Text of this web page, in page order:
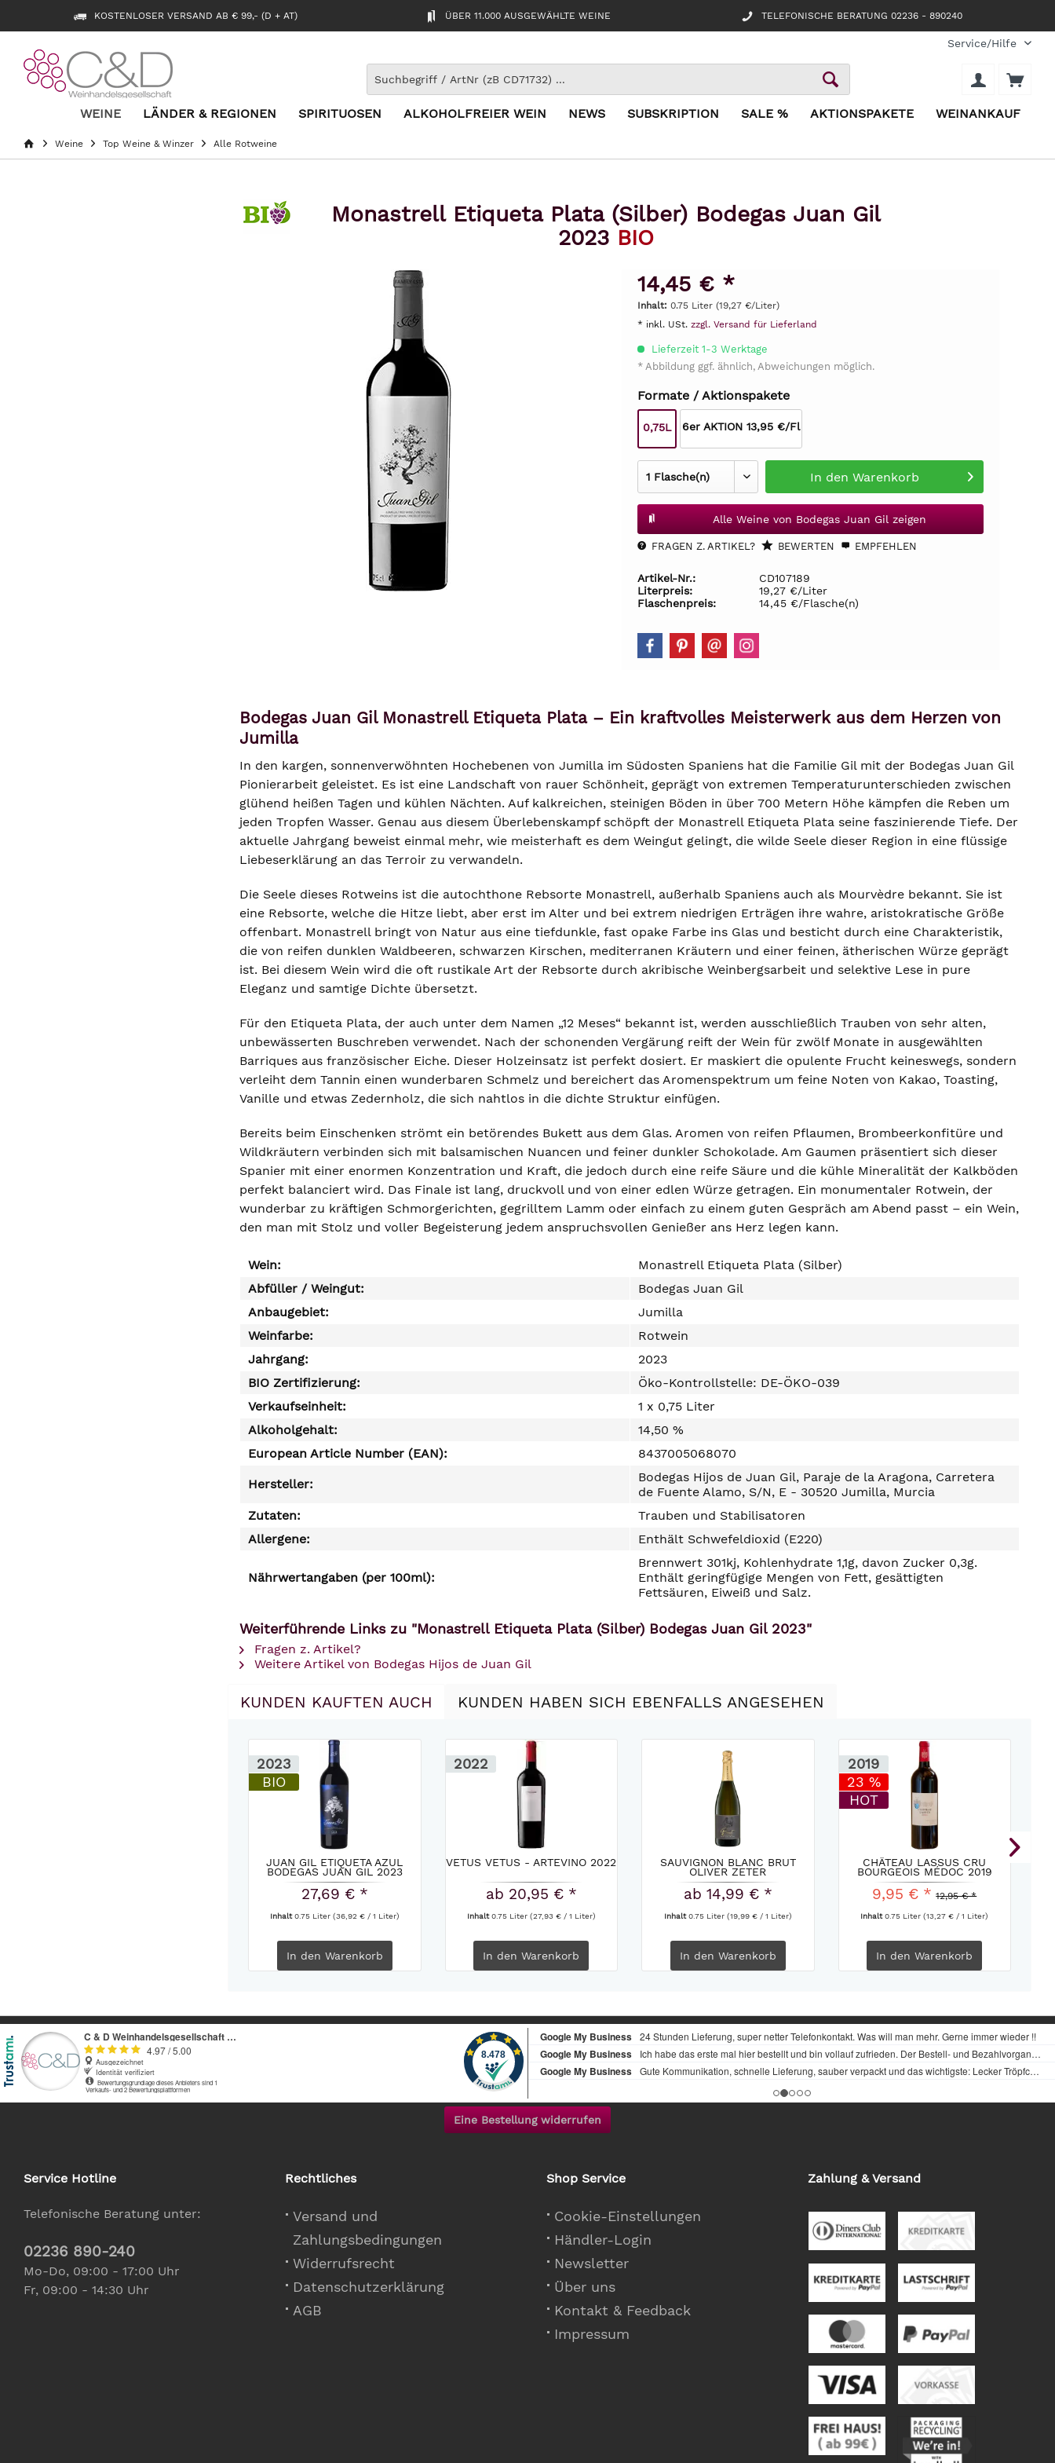
KOSTENLOSER VERSAND AB € 99,- (D + AT) ÜBER 11.000 AUSGEWÄHLTE WEINE TELEFONISCHE BERATUNG 02236 - 890240
Service/Hilfe
WEINE LÄNDER & REGIONEN SPIRITUOSEN ALKOHOLFREIER WEIN NEWS SUBSKRIPTION SALE % AKTIONSPAKETE WEINANKAUF
Weine Top Weine & Winzer Alle Rotweine
Monastrell Etiqueta Plata (Silber) Bodegas Juan Gil
2023 BIO
14,45 € *
Inhalt: 0.75 Liter (19,27 €/Liter)
* inkl. USt. zzgl. Versand für Lieferland
Lieferzeit 1-3 Werktage
* Abbildung ggf. ähnlich, Abweichungen möglich.
Formate / Aktionspakete
0,75L 6er AKTION 13,95 €/Fl
In den Warenkorb
Alle Weine von Bodegas Juan Gil zeigen
FRAGEN Z. ARTIKEL? BEWERTEN EMPFEHLEN
Artikel-Nr.:
CD107189
Literpreis:
19,27 €/Liter
Flaschenpreis:
14,45 €/Flasche(n)
Bodegas Juan Gil Monastrell Etiqueta Plata – Ein kraftvolles Meisterwerk aus dem Herzen von
Jumilla
In den kargen, sonnenverwöhnten Hochebenen von Jumilla im Südosten Spaniens hat die Familie Gil mit der Bodegas Juan Gil
Pionierarbeit geleistet. Es ist eine Landschaft von rauer Schönheit, geprägt von extremen Temperaturunterschieden zwischen
glühend heißen Tagen und kühlen Nächten. Auf kalkreichen, steinigen Böden in über 700 Metern Höhe kämpfen die Reben um
jeden Tropfen Wasser. Genau aus diesem Überlebenskampf schöpft der Monastrell Etiqueta Plata seine faszinierende Tiefe. Der
aktuelle Jahrgang beweist einmal mehr, wie meisterhaft es dem Weingut gelingt, die wilde Seele dieser Region in eine flüssige
Liebeserklärung an das Terroir zu verwandeln.
Die Seele dieses Rotweins ist die autochthone Rebsorte Monastrell, außerhalb Spaniens auch als Mourvèdre bekannt. Sie ist
eine Rebsorte, welche die Hitze liebt, aber erst im Alter und bei extrem niedrigen Erträgen ihre wahre, aristokratische Größe
offenbart. Monastrell bringt von Natur aus eine tiefdunkle, fast opake Farbe ins Glas und besticht durch eine Charakteristik,
die von reifen dunklen Waldbeeren, schwarzen Kirschen, mediterranen Kräutern und einer feinen, ätherischen Würze geprägt
ist. Bei diesem Wein wird die oft rustikale Art der Rebsorte durch akribische Weinbergsarbeit und selektive Lese in pure
Eleganz und samtige Dichte übersetzt.
Für den Etiqueta Plata, der auch unter dem Namen „12 Meses“ bekannt ist, werden ausschließlich Trauben von sehr alten,
unbewässerten Buschreben verwendet. Nach der schonenden Vergärung reift der Wein für zwölf Monate in ausgewählten
Barriques aus französischer Eiche. Dieser Holzeinsatz ist perfekt dosiert. Er maskiert die opulente Frucht keineswegs, sondern
verleiht dem Tannin einen wunderbaren Schmelz und bereichert das Aromenspektrum um feine Noten von Kakao, Toasting,
Vanille und etwas Zedernholz, die sich nahtlos in die dichte Struktur einfügen.
Bereits beim Einschenken strömt ein betörendes Bukett aus dem Glas. Aromen von reifen Pflaumen, Brombeerkonfitüre und
Wildkräutern verbinden sich mit balsamischen Nuancen und feiner dunkler Schokolade. Am Gaumen präsentiert sich dieser
Spanier mit einer enormen Konzentration und Kraft, die jedoch durch eine reife Säure und die kühle Mineralität der Kalkböden
perfekt balanciert wird. Das Finale ist lang, druckvoll und von einer edlen Würze getragen. Ein monumentaler Rotwein, der
wunderbar zu kräftigen Schmorgerichten, gegrilltem Lamm oder einfach zu einem guten Gespräch am Abend passt – ein Wein,
den man mit Stolz und voller Begeisterung jedem anspruchsvollen Genießer ans Herz legen kann.
Wein:
Monastrell Etiqueta Plata (Silber)
Abfüller / Weingut:
Bodegas Juan Gil
Anbaugebiet:
Jumilla
Weinfarbe:
Rotwein
Jahrgang:
2023
BIO Zertifizierung:
Öko-Kontrollstelle: DE-ÖKO-039
Verkaufseinheit:
1 x 0,75 Liter
Alkoholgehalt:
14,50 %
European Article Number (EAN):
8437005068070
Hersteller:
Bodegas Hijos de Juan Gil, Paraje de la Aragona, Carretera
de Fuente Alamo, S/N, E - 30520 Jumilla, Murcia
Zutaten:
Trauben und Stabilisatoren
Allergene:
Enthält Schwefeldioxid (E220)
Nährwertangaben (per 100ml):
Brennwert 301kj, Kohlenhydrate 1,1g, davon Zucker 0,3g.
Enthält geringfügige Mengen von Fett, gesättigten
Fettsäuren, Eiweiß und Salz.
Weiterführende Links zu "Monastrell Etiqueta Plata (Silber) Bodegas Juan Gil 2023"
Fragen z. Artikel?
Weitere Artikel von Bodegas Hijos de Juan Gil
KUNDEN KAUFTEN AUCH KUNDEN HABEN SICH EBENFALLS ANGESEHEN
2023
BIO
JUAN GIL ETIQUETA AZUL
BODEGAS JUAN GIL 2023
27,69 € *
Inhalt0.75 Liter (36,92 € / 1 Liter)
In den Warenkorb
2022
VETUS VETUS - ARTEVINO 2022
ab 20,95 € *
Inhalt0.75 Liter (27,93 € / 1 Liter)
In den Warenkorb
SAUVIGNON BLANC BRUT
OLIVER ZETER
ab 14,99 € *
Inhalt0.75 Liter (19,99 € / 1 Liter)
In den Warenkorb
2019
23 %
HOT
CHÂTEAU LASSUS CRU
BOURGEOIS MÉDOC 2019
9,95 € * 12,95 € *
Inhalt0.75 Liter(13,27 € / 1 Liter)
In den Warenkorb
Eine Bestellung widerrufen
Service Hotline
Telefonische Beratung unter:
02236 890-240
Mo-Do, 09:00 - 17:00 Uhr
Fr, 09:00 - 14:30 Uhr
Rechtliches
Versand und
Zahlungsbedingungen
Widerrufsrecht
Datenschutzerklärung
AGB
Shop Service
Cookie-Einstellungen
Händler-Login
Newsletter
Über uns
Kontakt & Feedback
Impressum
Zahlung & Versand